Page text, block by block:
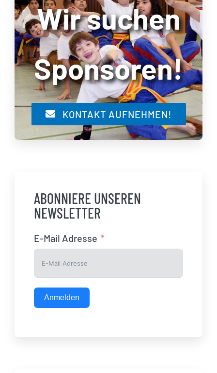
Wir suchen
Sponsoren!
KONTAKT AUFNEHMEN!
ABONNIERE UNSEREN
NEWSLETTER
E-Mail Adresse
Anmelden